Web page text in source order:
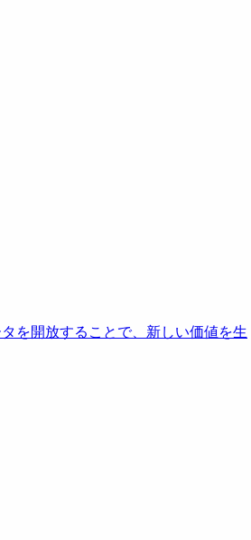
を開放することで、新しい価値を生